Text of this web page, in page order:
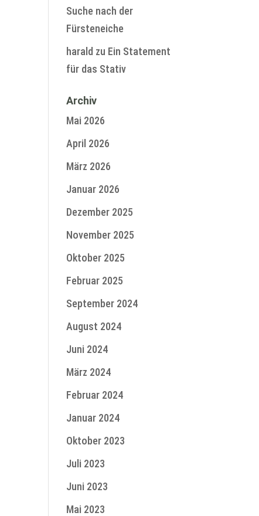
Suche nach der
Fürsteneiche
harald zu Ein Statement
für das Stativ
Archiv
Mai 2026
April 2026
März 2026
Januar 2026
Dezember 2025
November 2025
Oktober 2025
Februar 2025
September 2024
August 2024
Juni 2024
März 2024
Februar 2024
Januar 2024
Oktober 2023
Juli 2023
Juni 2023
Mai 2023